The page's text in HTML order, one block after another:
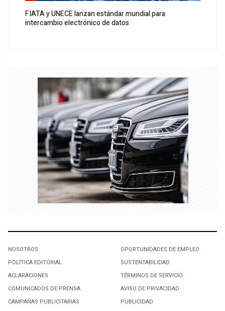
FIATA y UNECE lanzan estándar mundial para
intercambio electrónico de datos
NOSOTROS
POLÍTICA EDITORIAL
ACLARACIONES
COMUNICADOS DE PRENSA
CAMPAÑAS PUBLICITARIAS
OPORTUNIDADES DE EMPLEO
SUSTENTABILIDAD
TÉRMINOS DE SERVICIO
AVISO DE PRIVACIDAD
PUBLICIDAD